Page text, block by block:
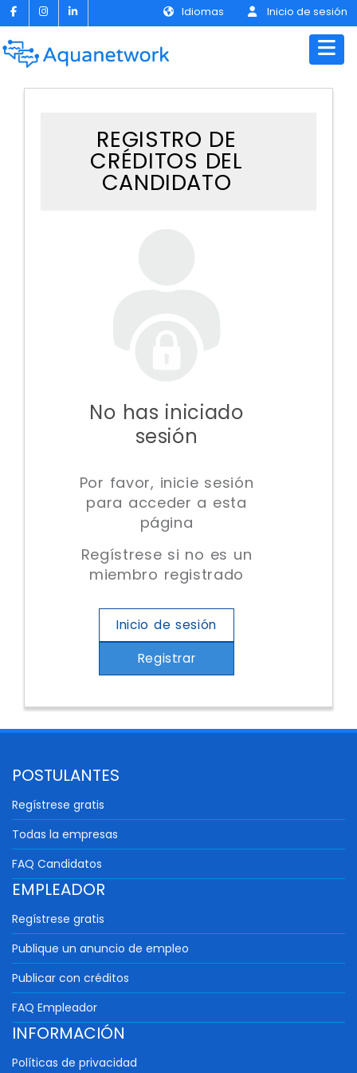
Inicio de sesión
Idiomas
REGISTRO DE
CRÉDITOS DEL
CANDIDATO
No has iniciado
sesión
Por favor, inicie sesión
para acceder a esta
página
Regístrese si no es un
miembro registrado
Inicio de sesión
Registrar
POSTULANTES
Regístrese gratis
Todas la empresas
FAQ Candidatos
EMPLEADOR
Regístrese gratis
Publique un anuncio de empleo
Publicar con créditos
FAQ Empleador
INFORMACIÓN
Políticas de privacidad